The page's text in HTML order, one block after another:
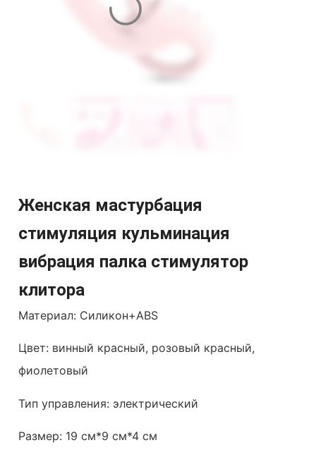
Женская мастурбация
стимуляция кульминация
вибрация палка стимулятор
клитора
Материал: Силикон+ABS
Цвет: винный красный, розовый красный,
фиолетовый
Тип управления: электрический
Размер: 19 см*9 см*4 см